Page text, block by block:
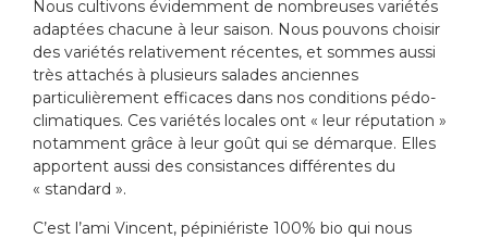
Nous cultivons évidemment de nombreuses variétés
adaptées chacune à leur saison. Nous pouvons choisir
des variétés relativement récentes, et sommes aussi
très attachés à plusieurs salades anciennes
particulièrement efficaces dans nos conditions pédo-
climatiques. Ces variétés locales ont « leur réputation »
notamment grâce à leur goût qui se démarque. Elles
apportent aussi des consistances différentes du
« standard ».
C’est l’ami Vincent, pépiniériste 100% bio qui nous